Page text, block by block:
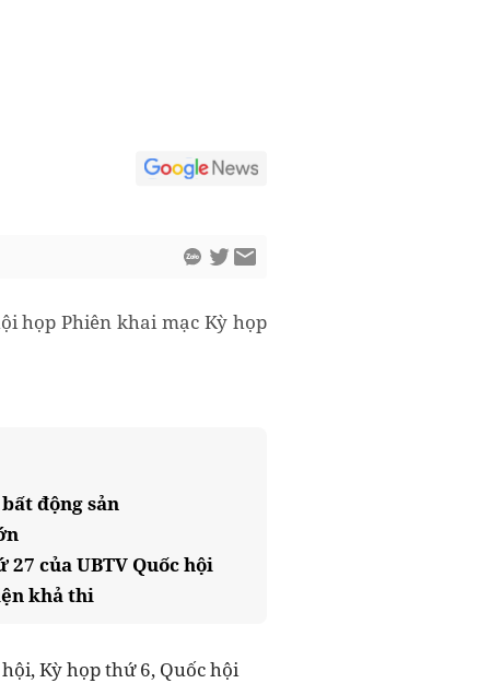
họp Phiên khai mạc Kỳ họp
động sản
của UBTV Quốc hội
khả thi
Kỳ họp thứ 6, Quốc hội